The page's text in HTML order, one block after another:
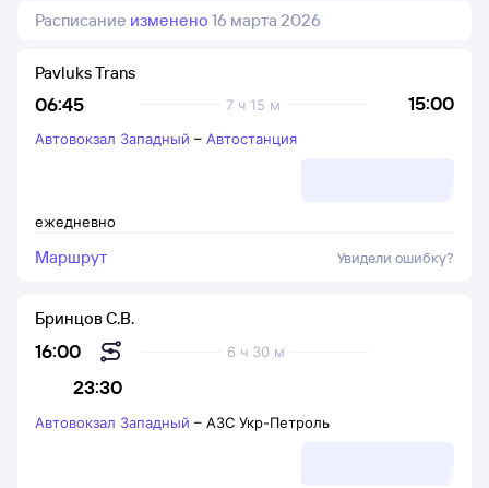
Расписание изменено 16 марта 2026
06:45 15:00
7 ч 15 м
Pavluks Trans
ежедневно
Автовокзал Западный – Автостанция
Маршрут Увидели ошибку?
16:00
23:30
6 ч 30 м
Бринцов С.В.
Автовокзал Западный – АЗС Укр-Петроль